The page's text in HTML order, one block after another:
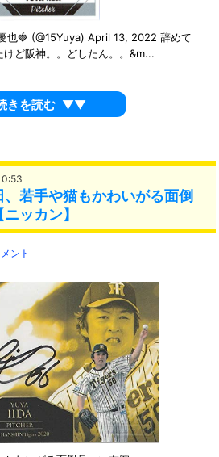
也🍓 (@15Yuya) April 13, 2022 辞めて
ど阪神。。どしたん。。&m...
きを読む ▼▼
、若手や猫もかわいがる面倒
ッカン】
ント